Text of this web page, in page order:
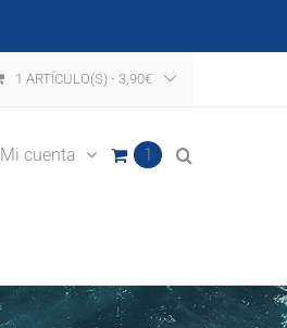
1 ARTÍCULO(S) - 3,90€
Mi cuenta 1